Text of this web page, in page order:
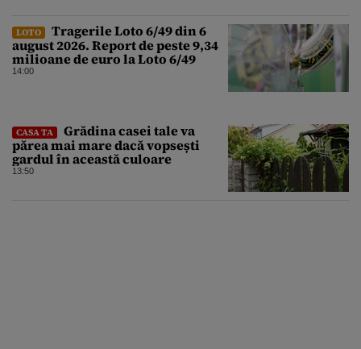
LOTO
Tragerile Loto 6/49 din 6
august 2026. Report de peste 9,34
milioane de euro la Loto 6/49
14:00
CASA TA
Grădina casei tale va
părea mai mare dacă vopsești
gardul în această culoare
13:50